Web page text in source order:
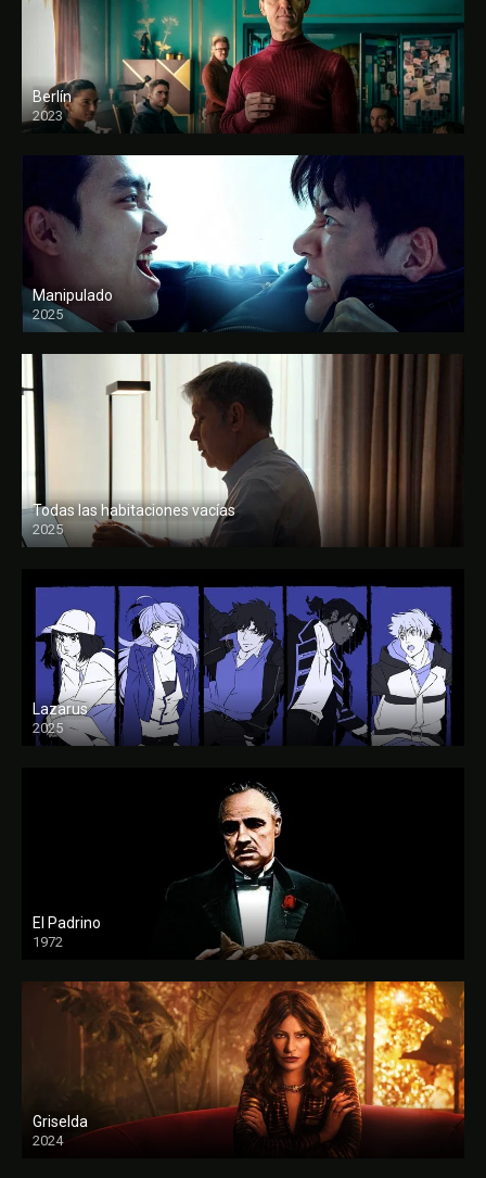
Berlín
2023
Manipulado
2025
Todas las habitaciones vacías
2025
FULL HD
Lazarus
2025
El Padrino
1972
FULL HD
Griselda
2024